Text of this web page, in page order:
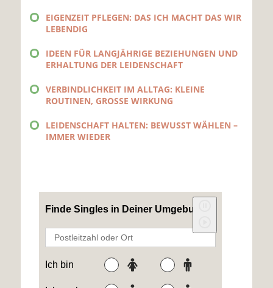
EIGENZEIT PFLEGEN: DAS ICH MACHT DAS WIR
LEBENDIG
IDEEN FÜR LANGJÄHRIGE BEZIEHUNGEN UND
ERHALTUNG DER LEIDENSCHAFT
VERBINDLICHKEIT IM ALLTAG: KLEINE
ROUTINEN, GROSSE WIRKUNG
LEIDENSCHAFT HALTEN: BEWUSST WÄHLEN –
IMMER WIEDER